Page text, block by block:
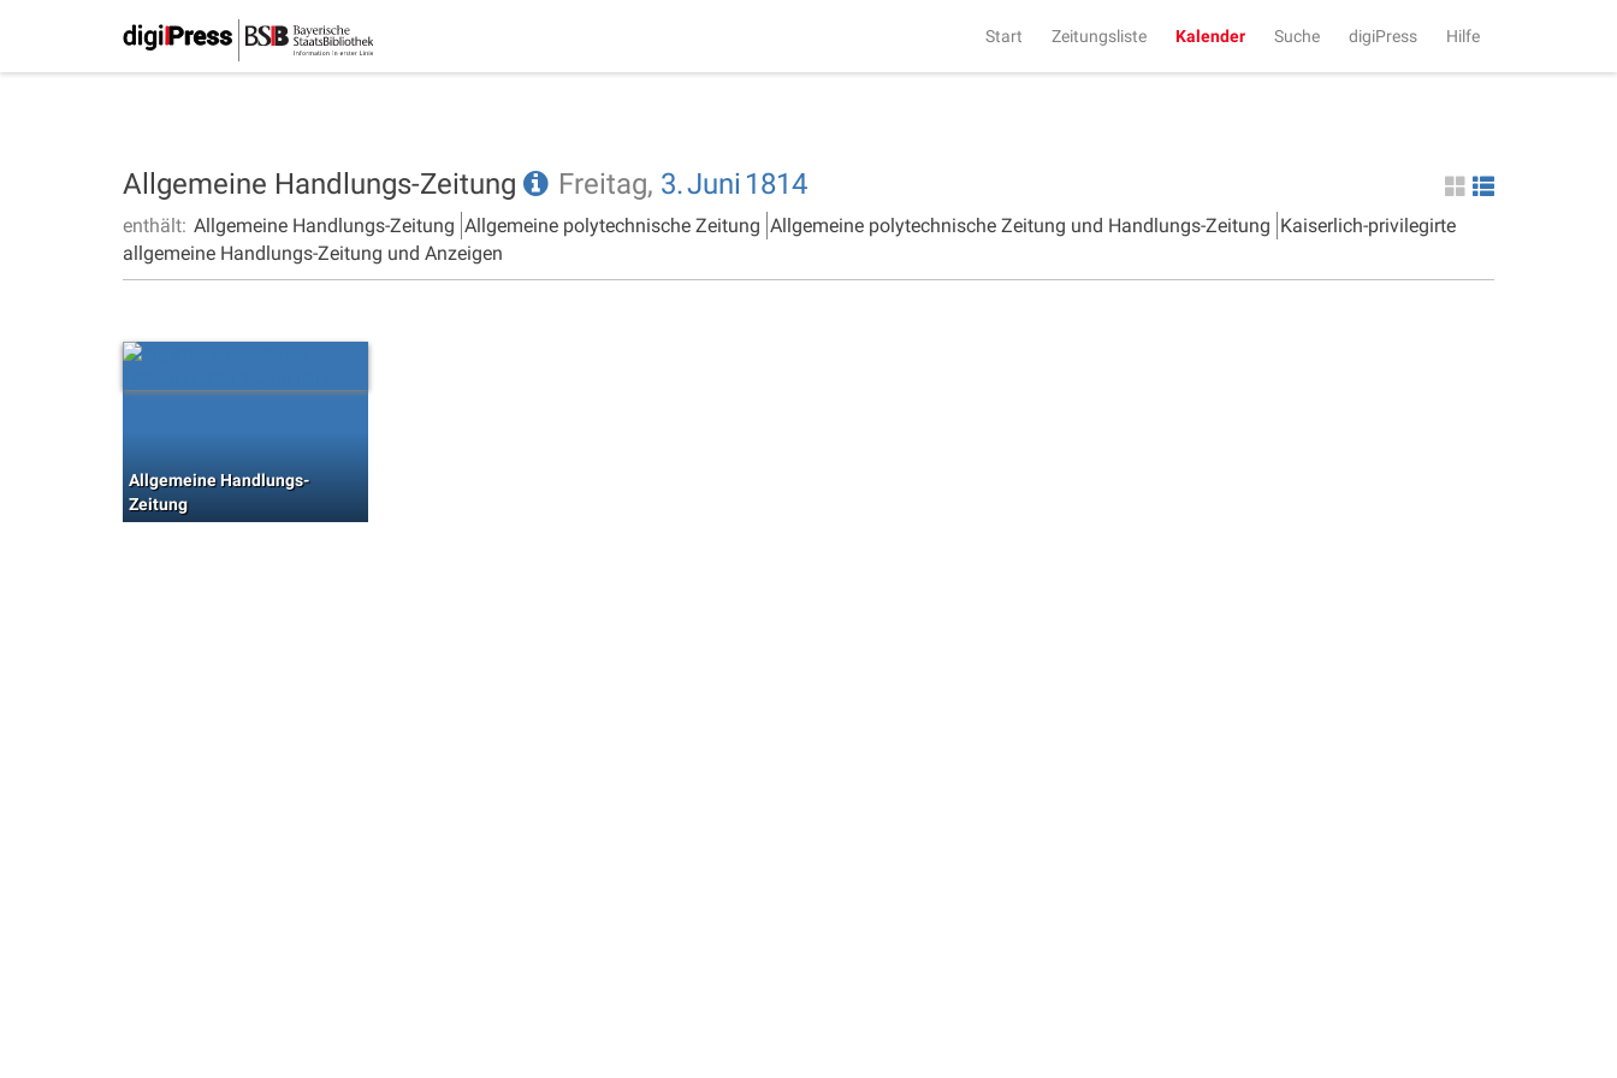
Start Zeitungsliste Kalender Suche digiPress Hilfe
Allgemeine Handlungs-Zeitung Freitag, 3.Juni 1814
enthält: Allgemeine Handlungs-Zeitung Allgemeine polytechnische Zeitung Allgemeine polytechnische Zeitung und Handlungs-Zeitung Kaiserlich-privilegirte
allgemeine Handlungs-Zeitung und Anzeigen
Allgemeine Handlungs-
Zeitung